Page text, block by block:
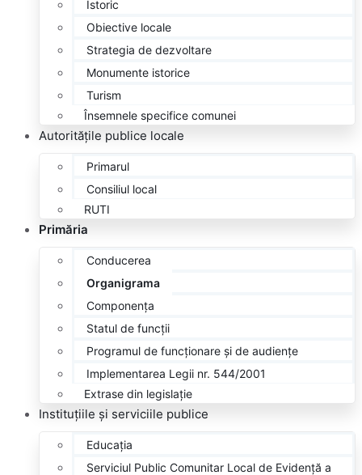
Istoric
Obiective locale
Strategia de dezvoltare
Monumente istorice
Turism
Însemnele specifice comunei
Autoritățile publice locale
Primarul
Consiliul local
RUTI
Primăria
Conducerea
Organigrama
Componența
Statul de funcții
Programul de funcționare și de audiențe
Implementarea Legii nr. 544/2001
Extrase din legislație
Instituțiile și serviciile publice
Educația
Serviciul Public Comunitar Local de Evidență a